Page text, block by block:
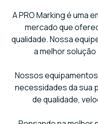
A PRO Marking é uma
mercado que
qualidade. Nossa
a melhor
Nossos
necessidades da sua
de qualidade,